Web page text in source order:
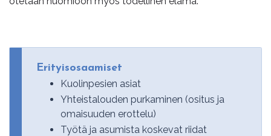
Erityisosaamiset
Kuolinpesien asiat
Yhteistalouden purkaminen (ositus ja
omaisuuden erottelu)
Työtä ja asumista koskevat riidat